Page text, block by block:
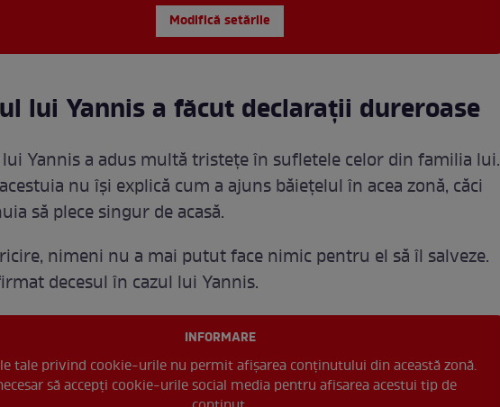
Modifică setările
lui Yannis a făcut declarații dureroase
Yannis a adus multă tristețe în sufletele celor din familia lui.
nu își explică cum a ajuns băiețelul în acea zonă, căci
să plece singur de acasă.
nimeni nu a mai putut face nimic pentru el să îl salveze.
decesul în cazul lui Yannis.
INFORMARE
tale privind cookie-urile nu permit afișarea conținutului din această zonă.
să accepți cookie-urile social media pentru afisarea acestui tip de